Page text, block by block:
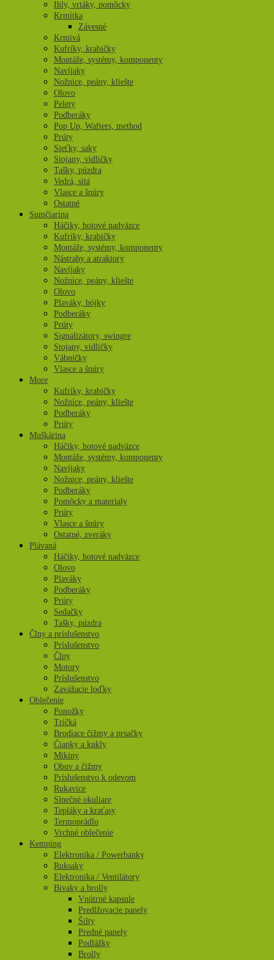
Ihly, vrtáky, pomôcky
Krmítka
Závesné
Krmivá
Kufríky, krabičky
Montáže, systémy, komponenty
Navíjaky
Nožnice, peány, kliešte
Olovo
Pelety
Podberáky
Pop Up, Wafters, method
Prúty
Sieťky, saky
Stojany, vidličky
Tašky, púzdra
Vedrá, sitá
Vlasce a šnúry
Ostatné
Sumčiarina
Háčiky, hotové nadväzce
Kufríky, krabičky
Montáže, systémy, komponenty
Nástrahy a atraktory
Navíjaky
Nožnice, peány, kliešte
Olovo
Plaváky, bójky
Podberáky
Prúty
Signalizátory, swingre
Stojany, vidličky
Vábničky
Vlasce a šnúry
More
Kufríky, krabičky
Nožnice, peány, kliešte
Podberáky
Prúty
Muškárina
Háčiky, hotové nadväzce
Montáže, systémy, komponenty
Navíjaky
Nožnice, peány, kliešte
Podberáky
Pomôcky a materialy
Prúty
Vlasce a šnúry
Ostatné, zveráky
Plávaná
Háčiky, hotové nadväzce
Olovo
Plaváky
Podberáky
Prúty
Sedačky
Tašky, púzdra
Člny a príslušenstvo
Príslušenstvo
Člny
Motory
Príslušenstvo
Zavážacie loďky
Oblečenie
Ponožky
Tričká
Brodiace čižmy a prsačky
Čiapky a kukly
Mikiny
Obuv a čižmy
Príslušenstvo k odevom
Rukavice
Slnečné okuliare
Tepláky a kraťasy
Termoprádlo
Vrchné oblečenie
Kemping
Elektronika / Powerbanky
Ruksaky
Elektronika / Ventilátory
Bivaky a brolly
Vnútrné kapsule
Predlžovacie panely
Šilty
Predné panely
Podlážky
Brolly